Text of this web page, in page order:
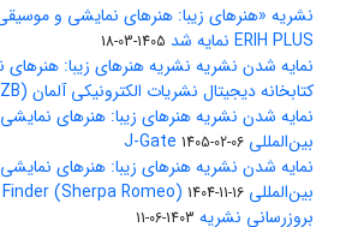
نشریه «هنرهای زیبا: هنرهای نمایشی و
ERIH PLUS نمایه شد
1405-03-18
نمایه شدن نشریه نشریه هنرهای زیبا:
کتابخانه دیجیتال نشریات الکترونیکی آلمان (EZB)
نمایه شدن نشریه هنرهای زیبا: هنرهای
بین‌المللی J-Gate 1405-02-06
نمایه شدن نشریه هنرهای زیبا: هنرهای
بین‌المللی Open Policy Finder (Sherpa Romeo) 1404-11-16
بروزرسانی نشریه 1403-06-11